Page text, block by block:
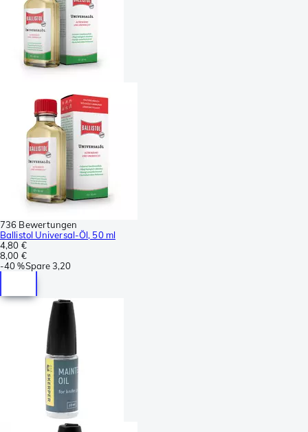
736 Bewertungen
Ballistol Universal-Öl, 50 ml
4,80 €
8,00 €
-40 %Spare3,20